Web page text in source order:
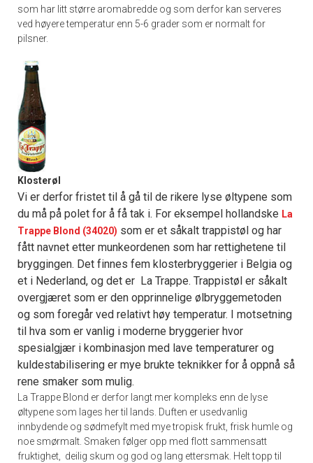
som har litt større aromabredde og som derfor kan serveres
ved høyere temperatur enn 5-6 grader som er normalt for
pilsner.
Klosterøl
Vi er derfor fristet til å gå til de rikere lyse øltypene som
du må på polet for å få tak i. For eksempel hollandske La
Trappe Blond (34020) som er et såkalt trappistøl og har
fått navnet etter munkeordenen som har rettighetene til
bryggingen. Det finnes fem klosterbryggerier i Belgia og
et i Nederland, og det er La Trappe. Trappistøl er såkalt
overgjæret som er den opprinnelige ølbryggemetoden
og som foregår ved relativt høy temperatur. I motsetning
til hva som er vanlig i moderne bryggerier hvor
spesialgjær i kombinasjon med lave temperaturer og
kuldestabilisering er mye brukte teknikker for å oppnå så
rene smaker som mulig.
La Trappe Blond er derfor langt mer kompleks enn de lyse
øltypene som lages her til lands. Duften er usedvanlig
innbydende og sødmefylt med mye tropisk frukt, frisk humle og
noe smørmalt. Smaken følger opp med flott sammensatt
fruktighet, deilig skum og god og lang ettersmak. Helt topp til